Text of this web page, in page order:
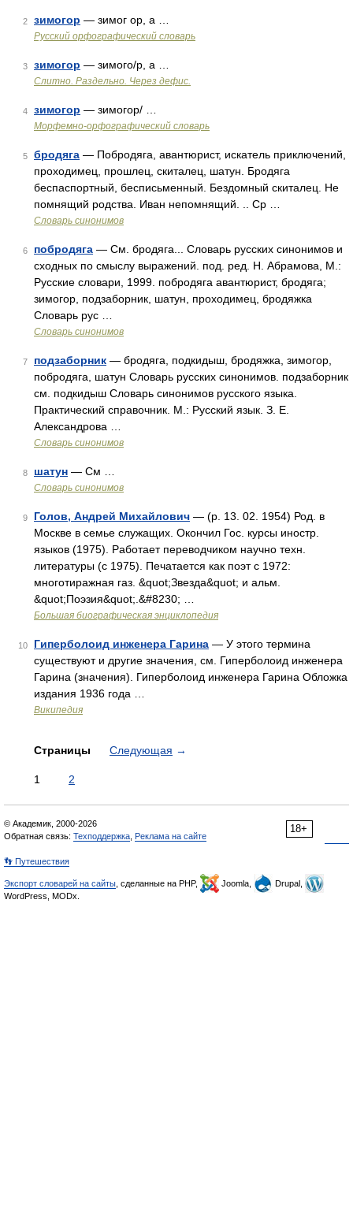
2 зимогор — зимог ор, а …
Русский орфографический словарь
3 зимогор — зимого/р, а …
Слитно. Раздельно. Через дефис.
4 зимогор — зимогор/ …
Морфемно-орфографический словарь
5 бродяга — Побродяга, авантюрист, искатель приключений,
проходимец, прошлец, скиталец, шатун. Бродяга
беспаспортный, бесписьменный. Бездомный скиталец. Не
помнящий родства. Иван непомнящий. .. Ср …
Словарь синонимов
6 побродяга — См. бродяга... Словарь русских синонимов и
сходных по смыслу выражений. под. ред. Н. Абрамова, М.:
Русские словари, 1999. побродяга авантюрист, бродяга;
зимогор, подзаборник, шатун, проходимец, бродяжка
Словарь рус …
Словарь синонимов
7 подзаборник — бродяга, подкидыш, бродяжка, зимогор,
побродяга, шатун Словарь русских синонимов. подзаборник
см. подкидыш Словарь синонимов русского языка.
Практический справочник. М.: Русский язык. З. Е.
Александрова …
Словарь синонимов
8 шатун — См …
Словарь синонимов
9 Голов, Андрей Михайлович — (р. 13. 02. 1954) Род. в
Москве в семье служащих. Окончил Гос. курсы иностр.
языков (1975). Работает переводчиком научно техн.
литературы (с 1975). Печатается как поэт с 1972:
многотиражная газ. &quot;Звезда&quot; и альм.
&quot;Поэзия&quot;.&#8230; …
Большая биографическая энциклопедия
10 Гиперболоид инженера Гарина — У этого термина
существуют и другие значения, см. Гиперболоид инженера
Гарина (значения). Гиперболоид инженера Гарина Обложка
издания 1936 года …
Википедия
Страницы Следующая →
1 2
18+
© Академик, 2000-2026
Обратная связь: Техподдержка Реклама на сайте
👣 Путешествия
Экспорт словарей на сайты , сделанные на PHP, Joomla,
Drupal,
WordPress, MODx.